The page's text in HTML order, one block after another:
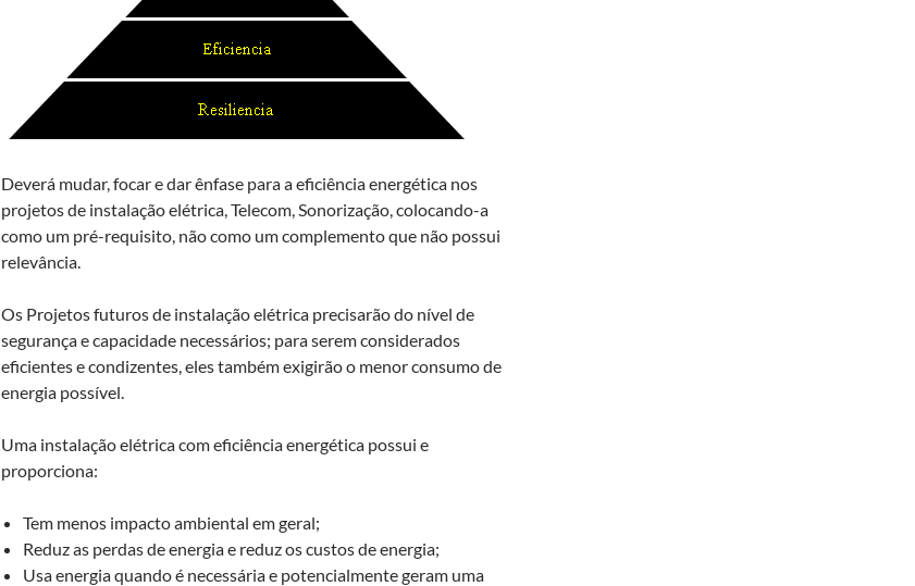
Deverá mudar, focar e dar ênfase para a eficiência energética nos
projetos de instalação elétrica, Telecom, Sonorização, colocando-a
como um pré-requisito, não como um complemento que não possui
relevância.
Os Projetos futuros de instalação elétrica precisarão do nível de
segurança e capacidade necessários; para serem considerados
eficientes e condizentes, eles também exigirão o menor consumo de
energia possível.
Uma instalação elétrica com eficiência energética possui e
proporciona:
Tem menos impacto ambiental em geral;
Reduz as perdas de energia e reduz os custos de energia;
Usa energia quando é necessária e potencialmente geram uma